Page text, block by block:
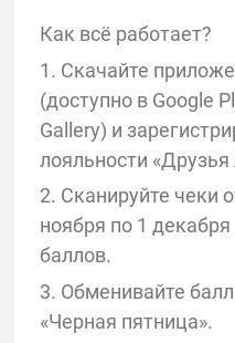
Как всё работает?
1. Скачайте
(доступно в Google
Gallery) и
лояльности «Друзья
2. Сканируйте чеки
ноября по 1
баллов.
3. Обменивайте
«Черная пятница».